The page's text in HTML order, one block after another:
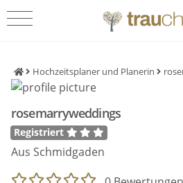
Hochzeitsplaner und Planerin
rosemarryweddings
Registriert
Aus Schmidgaden